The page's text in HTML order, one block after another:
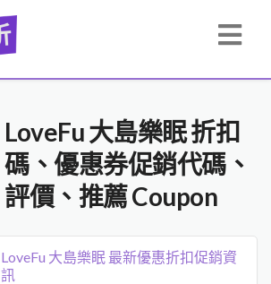
LoveFu 大島樂眠 折扣
碼、優惠券促銷代碼、
評價、推薦 Coupon
LoveFu 大島樂眠 最新優惠折扣促銷資
訊